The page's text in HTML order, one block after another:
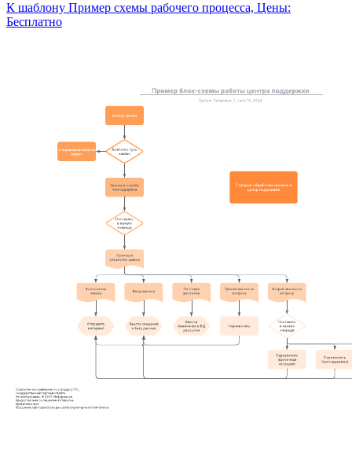
К шаблону Пример схемы рабочего процесса, Цены:
Бесплатно